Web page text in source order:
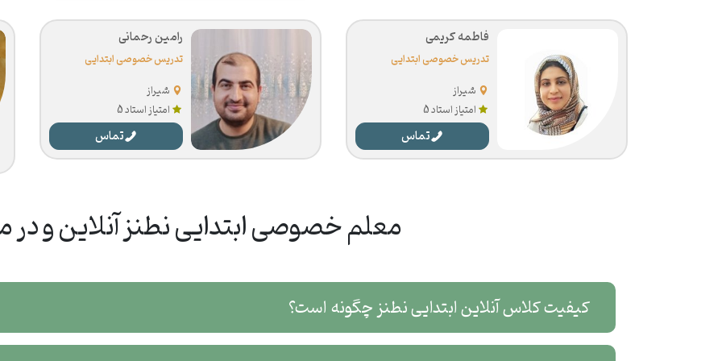
فاطمه کریمی
تدریس خصوصی ابتدایی
شیراز
امتیاز استاد 5
تماس
رامین رحمانی
تدریس خصوصی ابتدایی
شیراز
امتیاز استاد 5
تماس
معلم خصوصی ابتدایی نطنز آنلاین و در
کیفیت کلاس آنلاین ابتدایی نطنز چگونه است؟